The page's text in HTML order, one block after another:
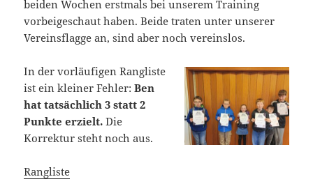
beiden Wochen erstmals bei unserem Training
vorbeigeschaut haben. Beide traten unter unserer
Vereinsflagge an, sind aber noch vereinslos.
In der vorläufigen Rangliste
ist ein kleiner Fehler:Ben
hat tatsächlich 3 statt 2
Punkte erzielt. Die
Korrektur steht noch aus.
Rangliste